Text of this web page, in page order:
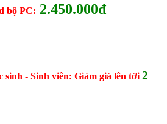
bộ PC: 2.450.000đ
- Sinh viên: Giảm giá lên tới 2